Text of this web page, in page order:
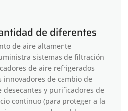
de diferentes
de aire altamente
sistemas de filtración
de aire refrigerados
de cambio de
desecantes y purificadores de
continuo (para proteger a la